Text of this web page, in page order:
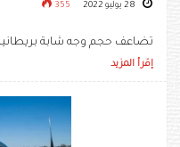
355
تضاعف حجم وجه شابة
إقرأ المزيد